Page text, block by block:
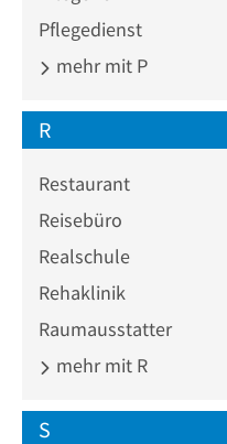
Pflegedienst
mehr mit P
R
Restaurant
Reisebüro
Realschule
Rehaklinik
Raumausstatter
mehr mit R
S